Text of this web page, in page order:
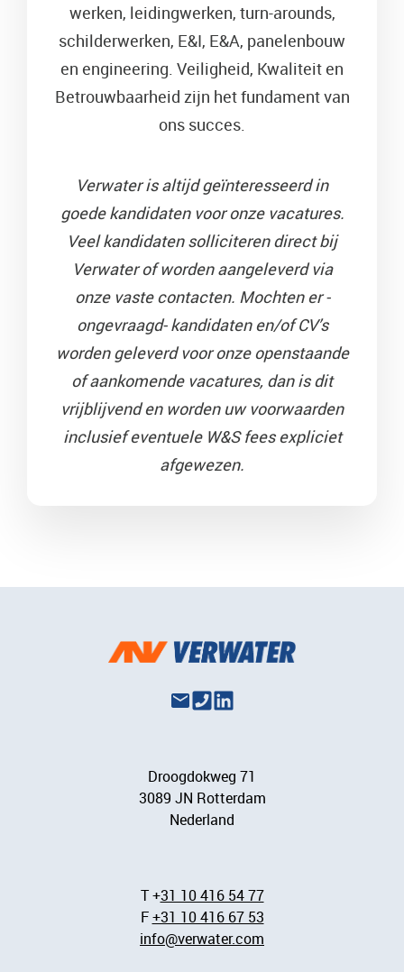
werken, leidingwerken, turn-arounds,
schilderwerken, E&I, E&A, panelenbouw
en engineering. Veiligheid, Kwaliteit en
Betrouwbaarheid zijn het fundament van
ons succes.
Verwater is altijd geïnteresseerd in
goede kandidaten voor onze vacatures.
Veel kandidaten solliciteren direct bij
Verwater of worden aangeleverd via
onze vaste contacten. Mochten er -
ongevraagd- kandidaten en/of CV’s
worden geleverd voor onze openstaande
of aankomende vacatures, dan is dit
vrijblijvend en worden uw voorwaarden
inclusief eventuele W&S fees expliciet
afgewezen.
Droogdokweg 71
3089 JN Rotterdam
Nederland
T +31 10 416 54 77
F+31 10 416 67 53
info@verwater.com